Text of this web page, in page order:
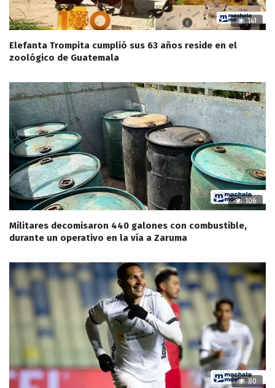
141
Elefanta Trompita cumplió sus 63 años reside en el
zoológico de Guatemala
106
Militares decomisaron 440 galones con combustible,
durante un operativo en la vía a Zaruma
80